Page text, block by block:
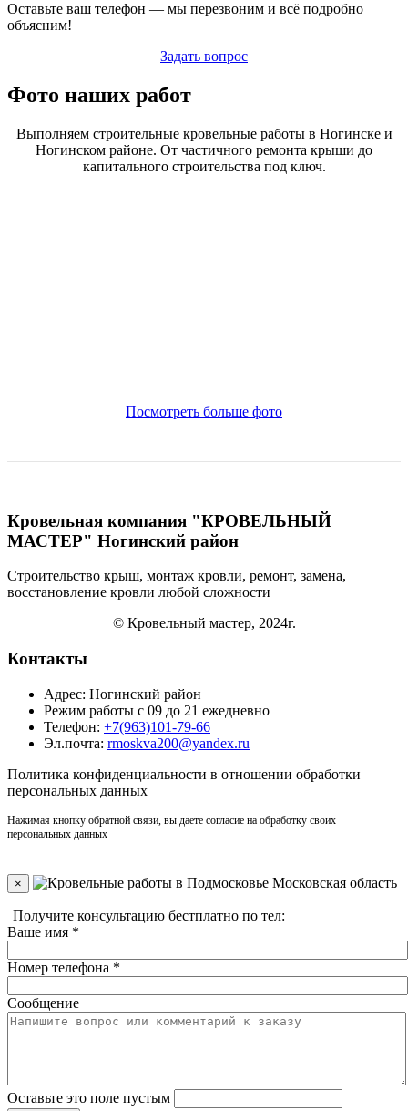
Оставьте ваш телефон — мы перезвоним и всё подробно
объясним!
Задать вопрос
Фото наших работ
Выполняем строительные кровельные работы в Ногинске и
Ногинском районе. От частичного ремонта крыши до
капитального строительства под ключ.
Посмотреть больше фото
Кровельная компания "КРОВЕЛЬНЫЙ
МАСТЕР" Ногинский район
Строительство крыш, монтаж кровли, ремонт, замена,
восстановление кровли любой сложности
© Кровельный мастер, 2024г.
Контакты
Адрес: Ногинский район
Режим работы с 09 до 21 ежедневно
Телефон: +7(963)101-79-66
Эл.почта: rmoskva200@yandex.ru
Политика конфиденциальности в отношении обработки
персональных данных
Нажимая кнопку обратной связи, вы даете согласие на обработку своих
персональных данных
×
Получите консультацию бестплатно по тел:
Ваше имя *
Номер телефона *
Сообщение
Оставьте это поле пустым